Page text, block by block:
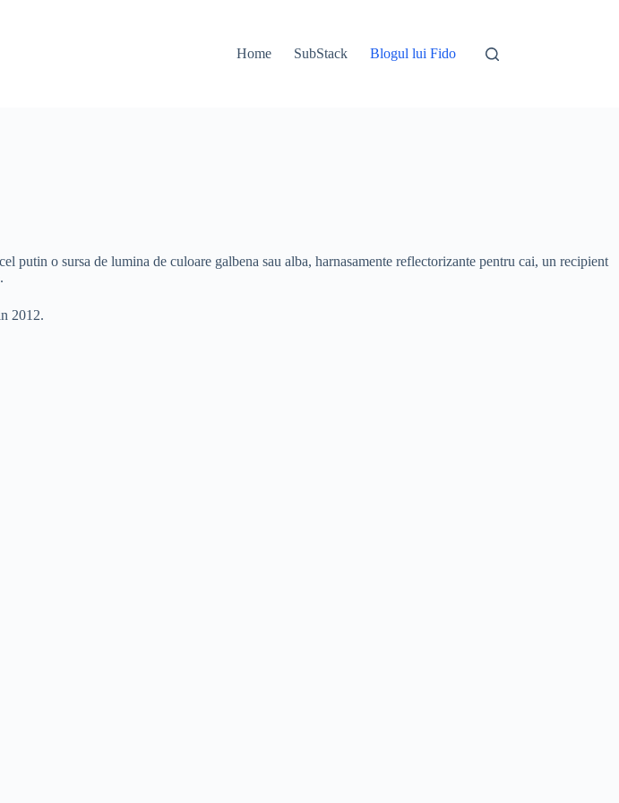
Home
SubStack Blogul lui Fido
o sursa de lumina de culoare galbena sau alba, harnasamente reflectorizante pentru cai, un recipient
2012.